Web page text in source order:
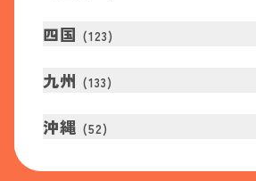
四国 (123)
九州 (133)
沖縄 (52)